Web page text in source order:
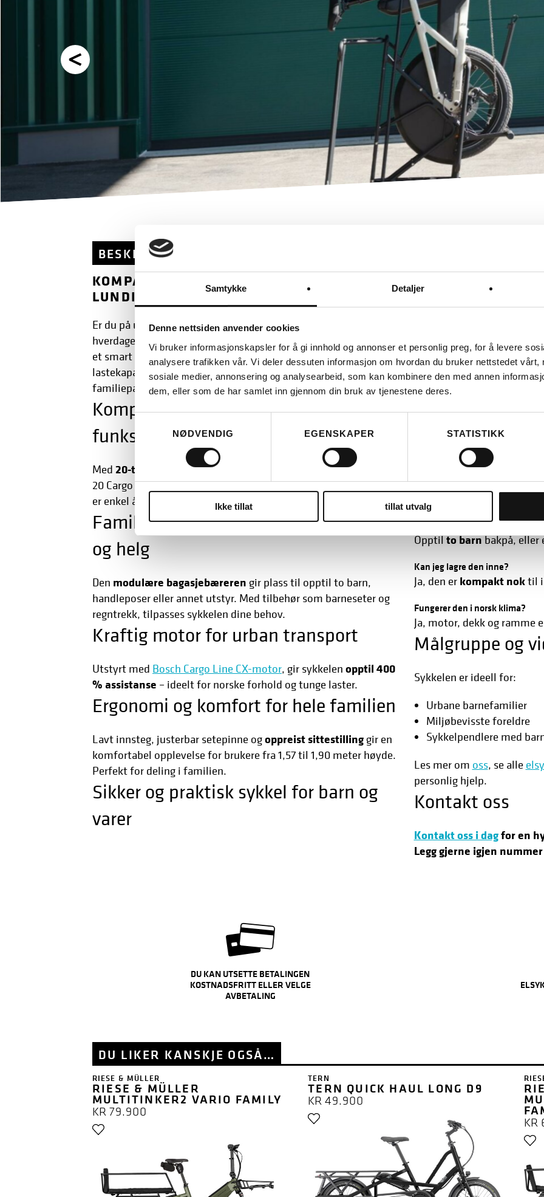
Samtykke Detaljer
Denne nettsiden anvender cookies
Vi bruker informasjonskapsler for å gi innhold og annonser et personlig preg, for å levere
analysere trafikken vår. Vi deler dessuten informasjon om hvordan du bruker nettstedet vårt,
sosiale medier, annonsering og analysearbeid, som kan kombinere den med annen
dem, eller som de har samlet inn gjennom din bruk av tjenestene deres.
Samtykkevalg
NØDVENDIG
EGENSKAPER STATISTIKK
Ikke tillat tillat utvalg
BESKRIVELSE
KOMPAKT LASTESYKKEL TIL FAMILIE –
LUNDI 20 CARGO 3 FRA MOUSTACHE
Er du på utkikk etter enkompakt lastesykkel til familie
hverdagen enklere? Da er
Lundi 20 Cargo 3 fra franske Moustache
et smart valg. Den kombinerer høy komfort, fleksibel
lastekapasitet og kraftig el-assistanse i en solid og trygg
familiepakke.
Kompakt el-lastesykkel med smarte
funksjoner
Med 20-tommers hjulog en total lengde på bare185 cm
20 Cargo 3 både kompakt og romslig. Den kanlagres ståendeog
er enkel å manøvrere – akkurat som en vanlig elsykkel.
Familievennlig lastesykkel for hverdag
og helg
Den modulære bagasjebæreren gir plass til opptil to barn,
handleposer eller annet utstyr. Med tilbehør som barneseter og
regntrekk, tilpasses sykkelen dine behov.
Kraftig motor for urban transport
Utstyrt med Bosch Cargo Line CX-motor, gir sykkelen opptil 400
% assistanse – ideelt for norske forhold og tunge laster.
Ergonomi og komfort for hele familien
Lavt innsteg, justerbar setepinne ogoppreist sittestillinggir en
komfortabel opplevelse for brukere fra 1,57 til 1,90 meter høyde.
Perfekt for deling i familien.
Sikker og praktisk sykkel for barn og
varer
håndtere sykkelen med
brukervennlighet står i
Barneseter og belter
Regntrekk og kalesje
Store sidevesker
Frontholder
Vertikal
Ofte stilte
Hvor mye kan Lundi 20 Cargo 3
200 kg totalt
Hvor mange barn får plass?
Opptilto barnbakpå, eller
Kan jeg lagre den inne?
Ja, den er kompakt noktil
Fungerer den i norsk klima?
Ja, motor, dekk og ramme
Målgruppe og
Sykkelen er ideell for:
Urbane barnefamilier
Miljøbevisste foreldre
Sykkelpendlere med
Les mer om oss, se alle
personlig hjelp.
Kontakt oss
Kontakt oss i dagfor en
Legg gjerne igjen
DU KAN UTSETTE BETALINGEN
KOSTNADSFRITT ELLER VELGE
AVBETALING
DU LIKER KANSKJE OGSÅ…
RIESE & MÜLLER
RIESE & MÜLLER
MULTITINKER2 VARIO FAMILY
KR 79.900
TERN
TERN QUICK HAUL LONG D9
KR 49.900
KR